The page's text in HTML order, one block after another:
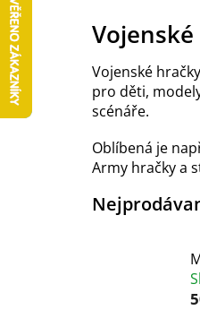
Vojenské
pro děti,
scénáře.
Oblíbená je
Army hračky a